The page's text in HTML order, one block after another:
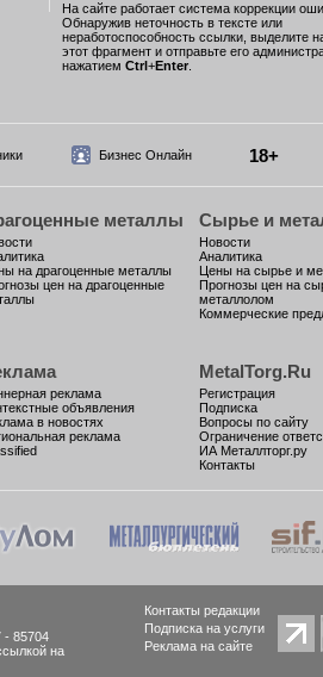
На сайте работает система коррекции
Обнаружив неточность в тексте или
неработоспособность ссылки, выделите
этот фрагмент и отправьте его
нажатием Ctrl +Enter.
Бизнес Онлайн 18+
металлы
на драгоценные металлы
цен на драгоценные
Сырье и
Новости
Аналитика
Цены на сырье и
Прогнозы цен на
металлолом
Коммерческие
реклама
объявления
в новостях
реклама
MetalTorg.Ru
Регистрация
Подписка
Вопросы по сайту
Ограничение
ИА Металлторг.ру
Контакты
85704
на
Контакты редакции
Подписка на услуги
Реклама на сайте